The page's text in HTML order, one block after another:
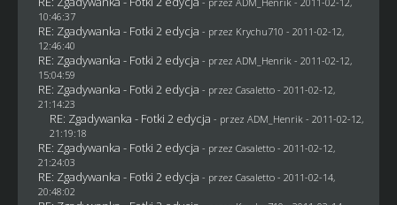
10:46:37
RE: Zgadywanka - Fotki 2 edycja - przez Krychu710 - 2011-02-12,
12:46:40
RE: Zgadywanka - Fotki 2 edycja - przez ADM_Henrik - 2011-02-12,
15:04:59
RE: Zgadywanka - Fotki 2 edycja - przez Casaletto- 2011-02-12,
21:14:23
RE: Zgadywanka - Fotki 2 edycja - przez ADM_Henrik - 2011-02-12,
21:19:18
RE: Zgadywanka - Fotki 2 edycja - przez Casaletto- 2011-02-12,
21:24:03
RE: Zgadywanka - Fotki 2 edycja - przez Casaletto- 2011-02-14,
20:48:02